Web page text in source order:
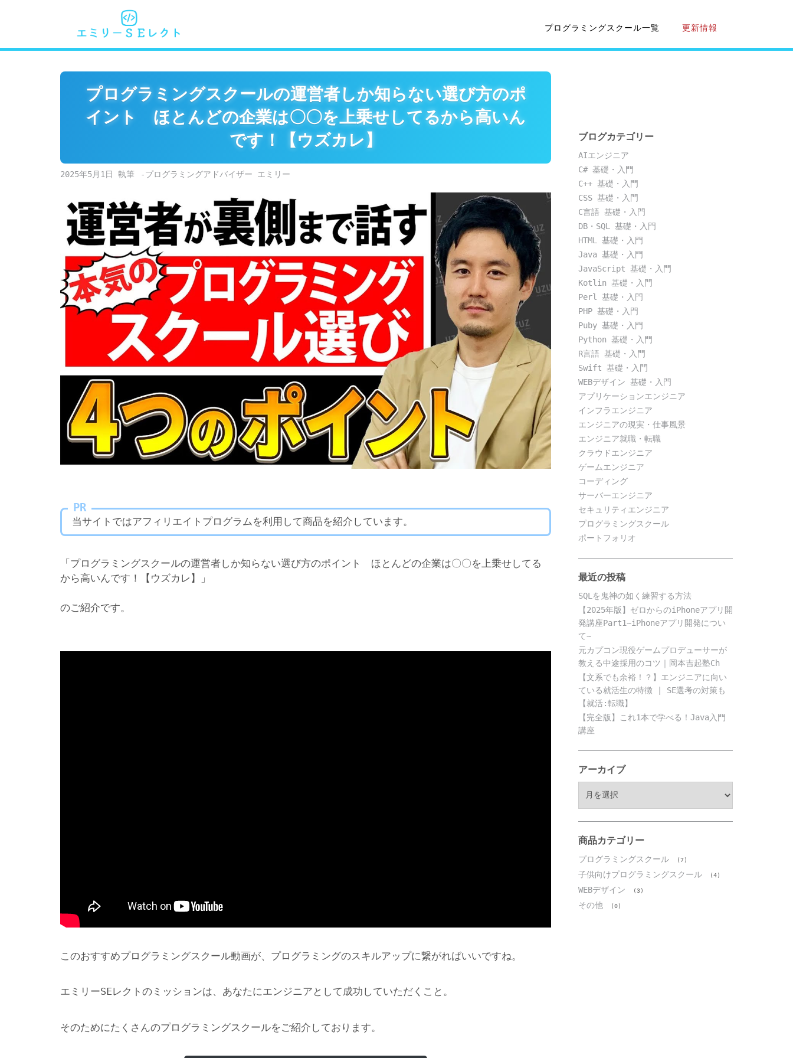
プログラミングスクール一覧 更新情報
プログラミングスクールの運営者しか知らない選び方のポ
イント ほとんどの企業は〇〇を上乗せしてるから高いん
です！【ウズカレ】
2025年5月1日 -プログラミングアドバイザー エミリー
PR
当サイトではアフィリエイトプログラムを利用して商品を紹介しています。
「プログラミングスクールの運営者しか知らない選び方のポイント ほとんどの企業は〇〇を上乗せしてる
から高いんです！【ウズカレ】」
のご紹介です。
このおすすめプログラミングスクール動画が、プログラミングのスキルアップに繋がればいいですね。
エミリーSEレクトのミッションは、あなたにエンジニアとして成功していただくこと。
そのためにたくさんのプログラミングスクールをご紹介しております。
ブログカテゴリー
AIエンジニア
C# 基礎・入門
C++ 基礎・入門
CSS 基礎・入門
C言語 基礎・入門
DB・SQL 基礎・入門
HTML 基礎・入門
Java 基礎・入門
JavaScript 基礎・入門
Kotlin 基礎・入門
Perl 基礎・入門
PHP 基礎・入門
Puby 基礎・入門
Python 基礎・入門
R言語 基礎・入門
Swift 基礎・入門
WEBデザイン 基礎・入門
アプリケーションエンジニア
インフラエンジニア
エンジニアの現実・仕事風景
エンジニア就職・転職
クラウドエンジニア
ゲームエンジニア
コーディング
サーバーエンジニア
セキュリティエンジニア
プログラミングスクール
ポートフォリオ
最近の投稿
SQLを鬼神の如く練習する方法
【2025年版】ゼロからのiPhoneアプリ開
発講座Part1~iPhoneアプリ開発につい
て~
元カプコン現役ゲームプロデューサーが
教える中途採用のコツ｜岡本吉起塾Ch
【文系でも余裕！？】エンジニアに向い
ている就活生の特徴 | SE選考の対策も
【就活:転職】
【完全版】これ1本で学べる！Java入門
講座
アーカイブ
ブ
商品カテゴリー
プログラミングスクール (7)
子供向けプログラミングスクール (4)
WEBデザイン (3)
その他 (0)